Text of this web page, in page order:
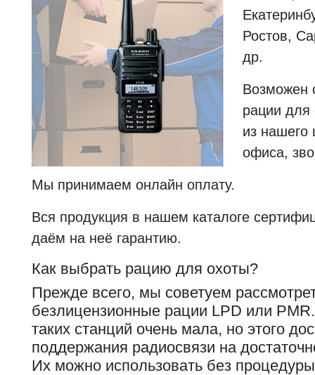
Ростов,
др.
Возможен
рации для
из нашего
офиса,
Мы принимаем онлайн оплату.
Вся продукция в нашем каталоге
даём на неё гарантию.
Как выбрать рацию для охоты?
Прежде всего, мы советуем
безлицензионные рации LPD или
таких станций очень мала, но этого
поддержания радиосвязи на
Их можно использовать без